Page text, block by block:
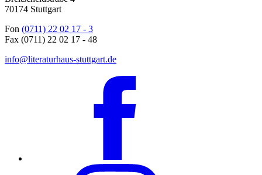
70174 Stuttgart
Fon (0711) 22 02 17 - 3
Fax (0711) 22 02 17 - 48
info@literaturhaus-stuttgart.de